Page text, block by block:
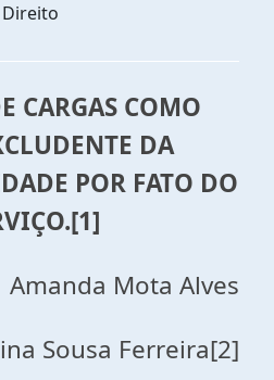
Direito
CARGAS COMO
DA
POR FATO DO
[1]
Amanda Mota Alves
Sousa Ferreira[2]